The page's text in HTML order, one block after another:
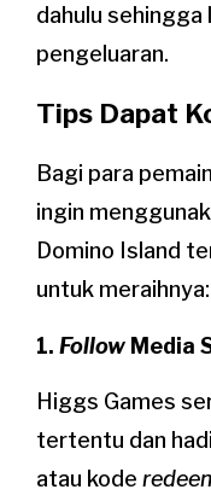
dahulu
pengeluaran.
Tips Dapat
Bagi para
ingin
Domino Island
untuk meraihnya:
1.Follow Media
Higgs Games
tertentu dan
atau kode